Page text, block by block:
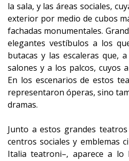
la sala, y las áreas sociales,
exterior por medio de cubos
fachadas monumentales.
elegantes vestíbulos a los
butacas y las escaleras que,
salones y a los palcos, cuyos
En los escenarios de estos
representaron óperas, sino
dramas.
Junto a estos grandes
centros sociales y emblemas
Italia teatroni–, aparece a lo